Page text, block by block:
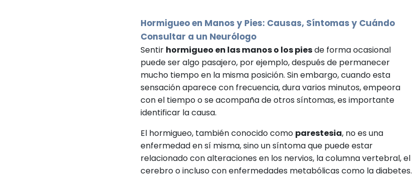
Hormigueo en Manos y Pies: Causas, Síntomas y Cuándo
Consultar a un Neurólogo
Sentir hormigueo en las manos o los piesde forma ocasional
puede ser algo pasajero, por ejemplo, después de permanecer
mucho tiempo en la misma posición. Sin embargo, cuando esta
sensación aparece con frecuencia, dura varios minutos, empeora
con el tiempo o se acompaña de otros síntomas, es importante
identificar la causa.
El hormigueo, también conocido como parestesia, no es una
enfermedad en sí misma, sino un síntoma que puede estar
relacionado con alteraciones en los nervios, la columna vertebral, el
cerebro o incluso con enfermedades metabólicas como la diabetes.